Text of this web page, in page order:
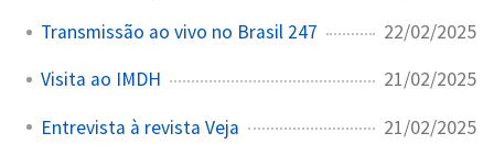
Transmissão ao vivo no Brasil 247 22/02/2025
Visita ao IMDH 21/02/2025
Entrevista à revista Veja 21/02/2025